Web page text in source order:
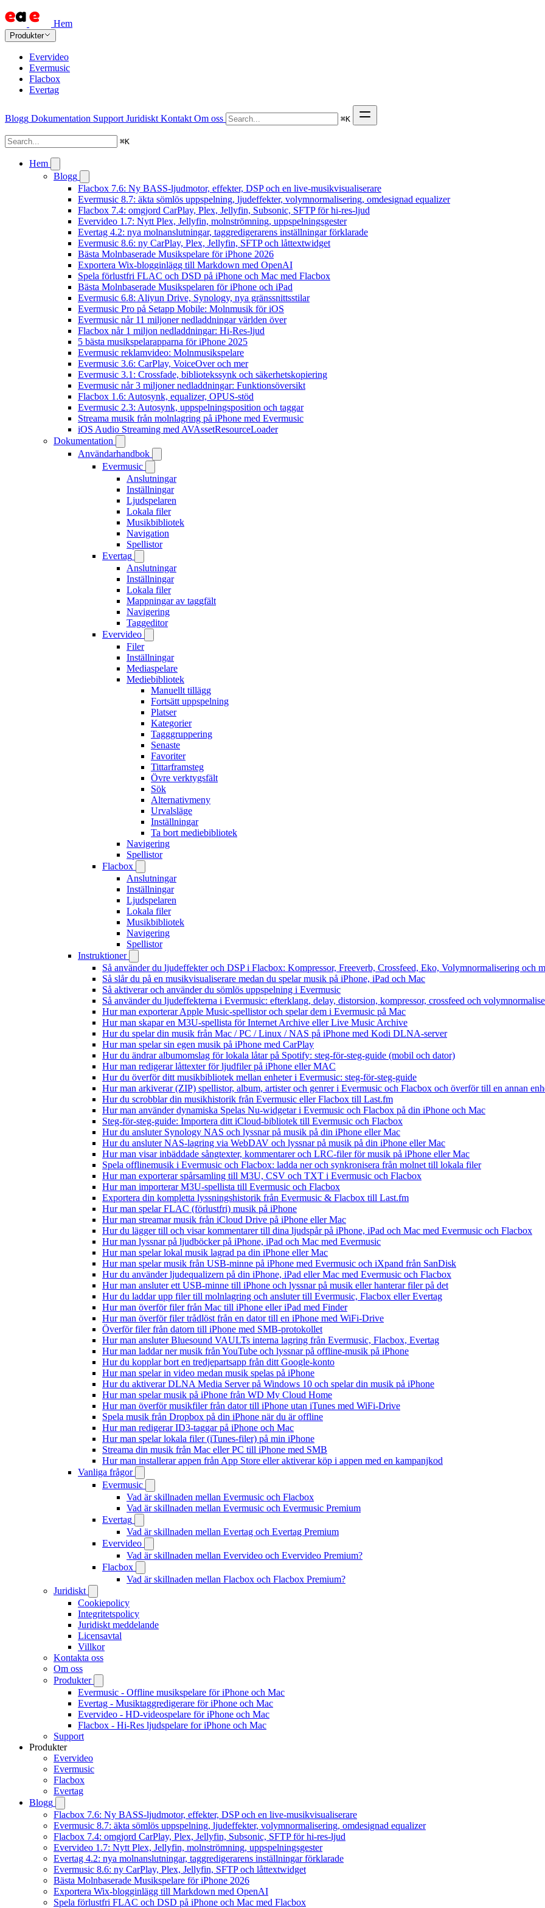
Hem
Produkter
Evervideo
Evermusic
Flacbox
Evertag
Blogg Dokumentation Support Juridiskt Kontakt Om oss ⌘K
⌘K
Hem
Blogg
Flacbox 7.6: Ny BASS-ljudmotor, effekter, DSP och en live-musikvisualiserare
Evermusic 8.7: äkta sömlös uppspelning, ljudeffekter, volymnormalisering, omdesignad equalizer
Flacbox 7.4: omgjord CarPlay, Plex, Jellyfin, Subsonic, SFTP för hi-res-ljud
Evervideo 1.7: Nytt Plex, Jellyfin, molnströmning, uppspelningsgester
Evertag 4.2: nya molnanslutningar, taggredigerarens inställningar förklarade
Evermusic 8.6: ny CarPlay, Plex, Jellyfin, SFTP och låttextwidget
Bästa Molnbaserade Musikspelare för iPhone 2026
Exportera Wix-blogginlägg till Markdown med OpenAI
Spela förlustfri FLAC och DSD på iPhone och Mac med Flacbox
Bästa Molnbaserade Musikspelaren för iPhone och iPad
Evermusic 6.8: Aliyun Drive, Synology, nya gränssnittsstilar
Evermusic Pro på Setapp Mobile: Molnmusik för iOS
Evermusic når 11 miljoner nedladdningar världen över
Flacbox når 1 miljon nedladdningar: Hi-Res-ljud
5 bästa musikspelarapparna för iPhone 2025
Evermusic reklamvideo: Molnmusikspelare
Evermusic 3.6: CarPlay, VoiceOver och mer
Evermusic 3.1: Crossfade, bibliotekssynk och säkerhetskopiering
Evermusic når 3 miljoner nedladdningar: Funktionsöversikt
Flacbox 1.6: Autosynk, equalizer, OPUS-stöd
Evermusic 2.3: Autosynk, uppspelningsposition och taggar
Streama musik från molnlagring på iPhone med Evermusic
iOS Audio Streaming med AVAssetResourceLoader
Dokumentation
Användarhandbok
Evermusic
Anslutningar
Inställningar
Ljudspelaren
Lokala filer
Musikbibliotek
Navigation
Spellistor
Evertag
Anslutningar
Inställningar
Lokala filer
Mappningar av taggfält
Navigering
Taggeditor
Evervideo
Filer
Inställningar
Mediaspelare
Mediebibliotek
Manuellt tillägg
Fortsätt uppspelning
Platser
Kategorier
Tagggruppering
Senaste
Favoriter
Tittarframsteg
Övre verktygsfält
Sök
Alternativmeny
Urvalsläge
Inställningar
Ta bort mediebibliotek
Navigering
Spellistor
Flacbox
Anslutningar
Inställningar
Ljudspelaren
Lokala filer
Musikbibliotek
Navigering
Spellistor
Instruktioner
Så använder du ljudeffekter och DSP i Flacbox: Kompressor, Freeverb, Crossfeed, Eko, Volymnormalisering och
Så slår du på en musikvisualiserare medan du spelar musik på iPhone, iPad och Mac
Så aktiverar och använder du sömlös uppspelning i Evermusic
Så använder du ljudeffekterna i Evermusic: efterklang, delay, distorsion, kompressor, crossfeed och
Hur man exporterar Apple Music-spellistor och spelar dem i Evermusic på Mac
Hur man skapar en M3U-spellista för Internet Archive eller Live Music Archive
Hur du spelar din musik från Mac / PC / Linux / NAS på iPhone med Kodi DLNA-server
Hur man spelar sin egen musik på iPhone med CarPlay
Hur du ändrar albumomslag för lokala låtar på Spotify: steg-för-steg-guide (mobil och dator)
Hur man redigerar låttexter för ljudfiler på iPhone eller MAC
Hur du överför ditt musikbibliotek mellan enheter i Evermusic: steg-för-steg-guide
Hur man arkiverar (ZIP) spellistor, album, artister och genrer i Evermusic och Flacbox och överför till en annan
Hur du scrobblar din musikhistorik från Evermusic eller Flacbox till Last.fm
Hur man använder dynamiska Spelas Nu-widgetar i Evermusic och Flacbox på din iPhone och Mac
Steg-för-steg-guide: Importera ditt iCloud-bibliotek till Evermusic och Flacbox
Hur du ansluter Synology NAS och lyssnar på musik på din iPhone eller Mac
Hur du ansluter NAS-lagring via WebDAV och lyssnar på musik på din iPhone eller Mac
Hur man visar inbäddade sångtexter, kommentarer och LRC-filer för musik på iPhone eller Mac
Spela offlinemusik i Evermusic och Flacbox: ladda ner och synkronisera från molnet till lokala filer
Hur man exporterar spårsamling till M3U, CSV och TXT i Evermusic och Flacbox
Hur man importerar M3U-spellista till Evermusic och Flacbox
Exportera din kompletta lyssningshistorik från Evermusic & Flacbox till Last.fm
Hur man spelar FLAC (förlustfri) musik på iPhone
Hur man streamar musik från iCloud Drive på iPhone eller Mac
Hur du lägger till och visar kommentarer till dina ljudspår på iPhone, iPad och Mac med Evermusic och Flacbox
Hur man lyssnar på ljudböcker på iPhone, iPad och Mac med Evermusic
Hur man spelar lokal musik lagrad pa din iPhone eller Mac
Hur man spelar musik från USB-minne på iPhone med Evermusic och iXpand från SanDisk
Hur du använder ljudequalizern på din iPhone, iPad eller Mac med Evermusic och Flacbox
Hur man ansluter ett USB-minne till iPhone och lyssnar på musik eller hanterar filer på det
Hur du laddar upp filer till molnlagring och ansluter till Evermusic, Flacbox eller Evertag
Hur man överför filer från Mac till iPhone eller iPad med Finder
Hur man överför filer trådlöst från en dator till en iPhone med WiFi-Drive
Överför filer från datorn till iPhone med SMB-protokollet
Hur man ansluter Bluesound VAULTs interna lagring från Evermusic, Flacbox, Evertag
Hur man laddar ner musik från YouTube och lyssnar på offline-musik på iPhone
Hur du kopplar bort en tredjepartsapp från ditt Google-konto
Hur man spelar in video medan musik spelas på iPhone
Hur du aktiverar DLNA Media Server på Windows 10 och spelar din musik på iPhone
Hur man spelar musik på iPhone från WD My Cloud Home
Hur man överför musikfiler från dator till iPhone utan iTunes med WiFi-Drive
Spela musik från Dropbox på din iPhone när du är offline
Hur man redigerar ID3-taggar på iPhone och Mac
Hur man spelar lokala filer (iTunes-filer) på min iPhone
Streama din musik från Mac eller PC till iPhone med SMB
Hur man installerar appen från App Store eller aktiverar köp i appen med en kampanjkod
Vanliga frågor
Evermusic
Vad är skillnaden mellan Evermusic och Flacbox
Vad är skillnaden mellan Evermusic och Evermusic Premium
Evertag
Vad är skillnaden mellan Evertag och Evertag Premium
Evervideo
Vad är skillnaden mellan Evervideo och Evervideo Premium?
Flacbox
Vad är skillnaden mellan Flacbox och Flacbox Premium?
Juridiskt
Cookiepolicy
Integritetspolicy
Juridiskt meddelande
Licensavtal
Villkor
Kontakta oss
Om oss
Produkter
Evermusic - Offline musikspelare för iPhone och Mac
Evertag - Musiktaggredigerare för iPhone och Mac
Evervideo - HD-videospelare för iPhone och Mac
Flacbox - Hi-Res ljudspelare for iPhone och Mac
Support
Produkter
Evervideo
Evermusic
Flacbox
Evertag
Blogg
Flacbox 7.6: Ny BASS-ljudmotor, effekter, DSP och en live-musikvisualiserare
Evermusic 8.7: äkta sömlös uppspelning, ljudeffekter, volymnormalisering, omdesignad equalizer
Flacbox 7.4: omgjord CarPlay, Plex, Jellyfin, Subsonic, SFTP för hi-res-ljud
Evervideo 1.7: Nytt Plex, Jellyfin, molnströmning, uppspelningsgester
Evertag 4.2: nya molnanslutningar, taggredigerarens inställningar förklarade
Evermusic 8.6: ny CarPlay, Plex, Jellyfin, SFTP och låttextwidget
Bästa Molnbaserade Musikspelare för iPhone 2026
Exportera Wix-blogginlägg till Markdown med OpenAI
Spela förlustfri FLAC och DSD på iPhone och Mac med Flacbox